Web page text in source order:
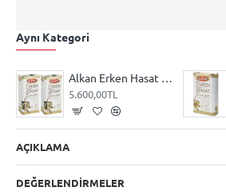
Aynı Kategori
Alkan Erken Hasat 5litre Zeytinyağı Kampanya
5.600,00TL
AÇIKLAMA
DEĞERLENDIRMELER